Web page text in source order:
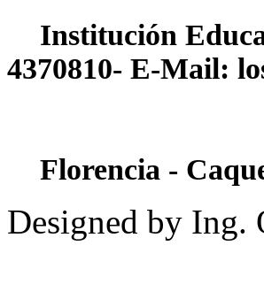
Institución
4370810- E-Mail:
Florencia -
Designed by Ing.